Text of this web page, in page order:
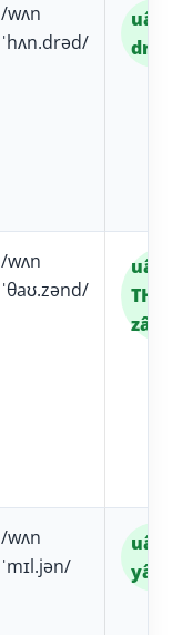
/wʌn
ˈhʌn.drəd/
uân
drâd
/wʌn
ˈθaʊ.zənd/
uân
zând
/wʌn
ˈmɪl.jən/
uân
yân